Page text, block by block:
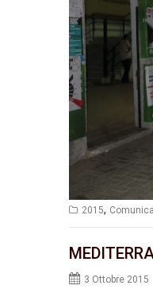
2015,
3 Ottobre 2015